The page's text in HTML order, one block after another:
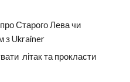
Старого Лева чи
з Ukrainer
літак та прокласти